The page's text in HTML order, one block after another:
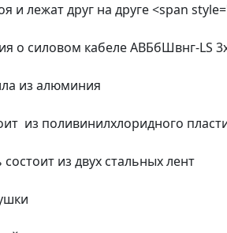
и лежат друг на друге <span
о силовом кабеле АВБбШвнг-LS
из алюминия
из поливинилхлоридного
из двух стальных лент